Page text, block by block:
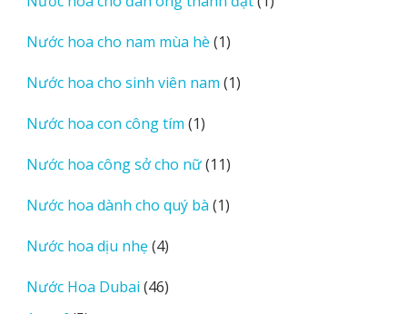
Nước hoa cho nam mùa hè 11
phẩm
Nước hoa cho sinh viên nam 11
Nước hoa con công tím 11
phẩm
Nước hoa công sở cho nữ 1111
phẩm
Nước hoa dành cho quý bà 11
Nước hoa dịu nhẹ 44
phẩm
Nước Hoa Dubai 4646